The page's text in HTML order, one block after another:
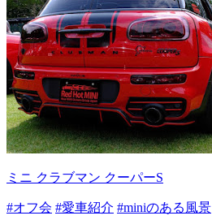
ミニ クラブマン クーパーS
#オフ会 #愛車紹介 #miniのある風景